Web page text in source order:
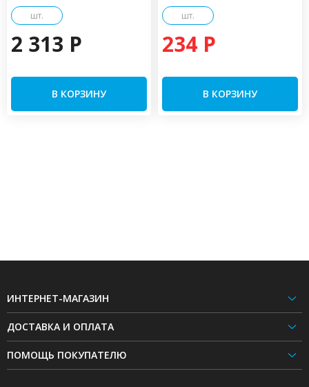
шт.
2 313 P
В КОРЗИНУ
шт.
234 P
В КОРЗИНУ
ИНТЕРНЕТ-МАГАЗИН
ДОСТАВКА И ОПЛАТА
ПОМОЩЬ ПОКУПАТЕЛЮ